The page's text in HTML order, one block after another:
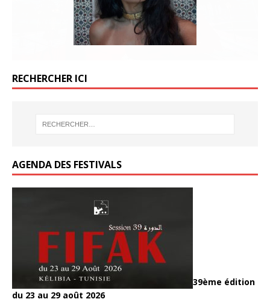
RECHERCHER ICI
AGENDA DES FESTIVALS
39ème édition
du 23 au 29 août 2026